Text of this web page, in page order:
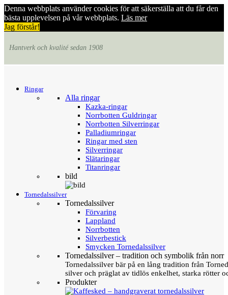
Denna webbplats använder cookies för att säkerställa att du får den
bästa upplevelsen på vår webbplats. Läs mer
Jag förstår!
Hantverk och kvalité sedan 1908
Ringar
Alla ringar
Kazka-ringar
Norrbotten Guldringar
Norrbotten Silverringar
Palladiumringar
Ringar med sten
Silverringar
Slätaringar
Titanringar
bild
Tornedalssilver
Tornedalssilver
Förvaring
Lappland
Norrbotten
Silverbestick
Smycken Tornedalssilver
Tornedalssilver – tradition och symbolik från norr
Tornedalssilver bär på en lång tradition från
silver och präglat av tidlös enkelhet, starka rötter
Produkter